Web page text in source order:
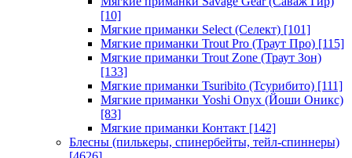
[10]
Мягкие приманки Select (Селект) [101]
Мягкие приманки Trout Pro (Траут Про) [115]
Мягкие приманки Trout Zone (Траут Зон)
[133]
Мягкие приманки Tsuribito (Тсурибито) [111]
Мягкие приманки Yoshi Onyx (Йоши Оникс)
[83]
Мягкие приманки Контакт [142]
Блесны (пилькеры, спинербейты, тейл-спиннеры)